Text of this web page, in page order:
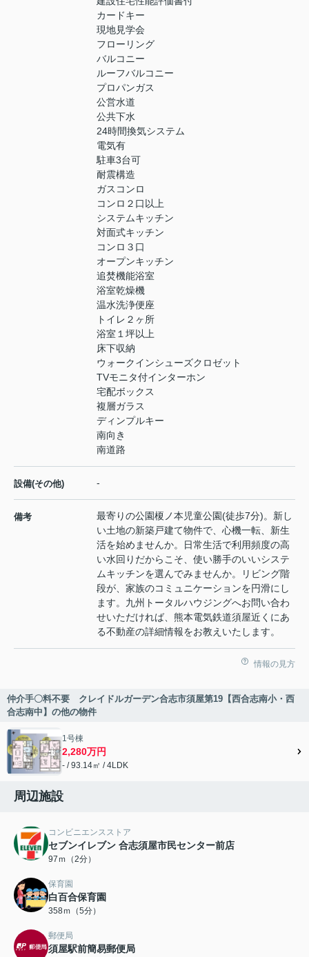
カードキー
現地見学会
フローリング
バルコニー
ルーフバルコニー
プロパンガス
公営水道
公共下水
24時間換気システム
電気有
駐車3台可
耐震構造
ガスコンロ
コンロ２口以上
システムキッチン
対面式キッチン
コンロ３口
オープンキッチン
追焚機能浴室
浴室乾燥機
温水洗浄便座
トイレ２ヶ所
浴室１坪以上
床下収納
ウォークインシューズクロゼット
TVモニタ付インターホン
宅配ボックス
複層ガラス
ディンプルキー
南向き
南道路
設備(その他) -
備考
最寄りの公園榎ノ本児童公園(徒歩7分)。新し
い土地の新築戸建て物件で、心機一転、新生
活を始めませんか。日常生活で利用頻度の高
い水回りだからこそ、使い勝手のいいシステ
ムキッチンを選んでみませんか。リビング階
段が、家族のコミュニケーションを円滑にし
ます。九州トータルハウジングへお問い合わ
せいただければ、熊本電気鉄道須屋近くにあ
る不動産の詳細情報をお教えいたします。
情報の見方
仲介手〇料不要 クレイドルガーデン合志市須屋第19【西合志南小・西
合志南中】の他の物件
1号棟
2,280万円
- / 93.14㎡ / 4LDK
周辺施設
コンビニエンスストア
セブンイレブン 合志須屋市民センター前店
97ｍ（2分）
保育園
白百合保育園
358ｍ（5分）
郵便局
須屋駅前簡易郵便局